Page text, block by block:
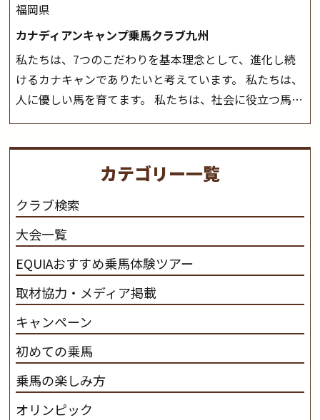
福岡県
カナディアンキャンプ乗馬クラブ九州
私たちは、7つのこだわりを基本理念として、進化し続
けるカナキャンでありたいと考えています。 私たちは、
人に優しい馬を育てます。 私たちは、社会に役立つ馬を
生産します。 私たちは、馬や人々に癒しとなる環境を守
さと魅力を追求します。 私たちは、馬の品種と血統にこ
だわります。 私たちは、乗用馬の質の向上を目指し、生
産･育成･調教を一貫して行います。カナディアンキャ
ンプ乗馬クラブ九州のツアー情報はこちら
カテゴリー一覧
クラブ検索
大会一覧
EQUIAおすすめ乗馬体験ツアー
取材協力・メディア掲載
キャンペーン
初めての乗馬
乗馬の楽しみ方
オリンピック